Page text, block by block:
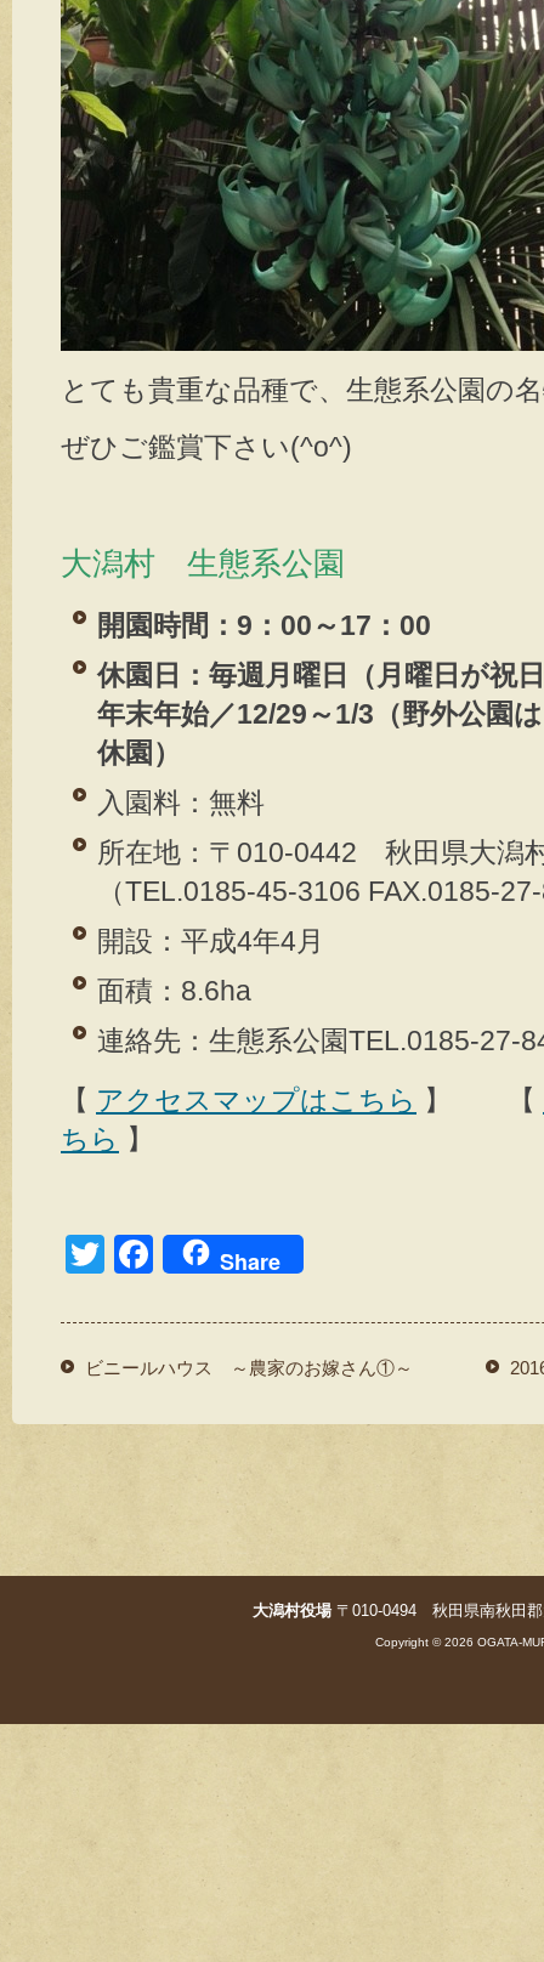
とても貴重な品種で、生態系公園の
ぜひご鑑賞下さい(^o^)
大潟村 生態系公園
開園時間：9：00～17：00
休園日：毎週月曜日（月曜日が祝
年末年始／12/29～1/3（野外公園
休園）
入園料：無料
所在地：〒010-0442 秋田県大潟
（TEL.0185-45-3106 FAX.0185-
開設：平成4年4月
面積：8.6ha
連絡先：生態系公園TEL.0185-27-
【 アクセスマップはこちら 】 【
ちら 】
T
tt
er
F
c
e
Share
ビニールハウス ～農家のお嫁さん①～
大潟村役場〒010-0494 秋田県南秋田
Copyright © 2026 OGATA-